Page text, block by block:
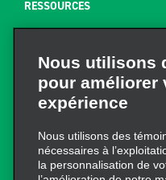
RESSOURCES
Plan du site
Guide de remorquage
Trouver un reçu
Nous utilisons
pour améliorer
expérience
Nous utilisons des
nécessaires à
la personnalisation de